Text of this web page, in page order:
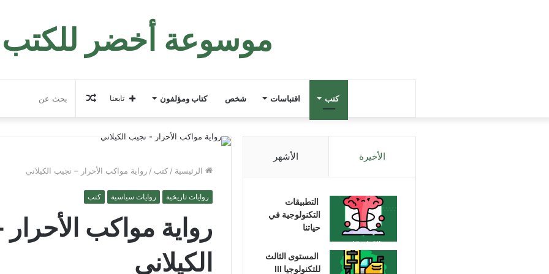
موسوعة أخضر للكتب
كتب اقتباسات شخص كتاب ومؤلفون مقال
عشوائي
تابعنا
الرئيسية / كتب / رواية مواكب الأحرار – نجيب الكيلاني
روايات تاريخية روايات سياسية كتب
رواية مواكب
الكيلاني
الأخيرة الأشهر
التطبيقات
التكنولوجية في
حياتنا
المستوى الثالث
للتكنولوجيا III